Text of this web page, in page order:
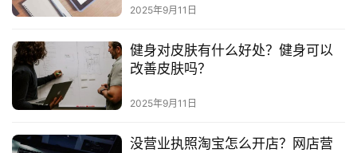
2025年9月11日
健身对皮肤有什么好处？健身可以
改善皮肤吗？
2025年9月11日
没营业执照淘宝怎么开店？网店营